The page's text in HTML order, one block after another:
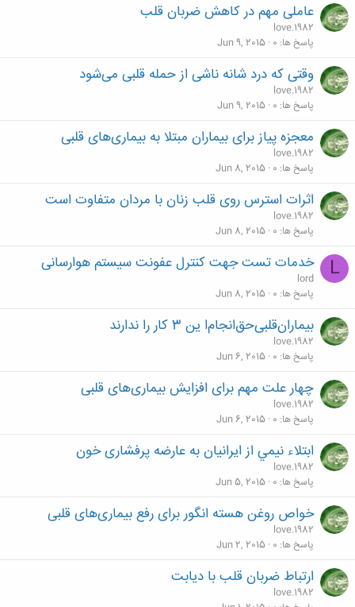
عاملی مهم در کاهش ضربان قلب
love.1982
پاسخ ها 0
Jun 9, 2015
وقتی که درد شانه ناشی از حمله قلبی می‌شود
love.1982
پاسخ ها 0
Jun 9, 2015
معجزه پیاز برای بیماران مبتلا به بیماری‌های قلبی
love.1982
پاسخ ها 0
Jun 8, 2015
اثرات استرس روی قلب زنان با مردان متفاوت است
love.1982
پاسخ ها 0
Jun 8, 2015
L خدمات تست جهت کنترل عفونت سیستم هوارسانی
lord
پاسخ ها 0
Jun 8, 2015
بیماران‌قلبی‌حق‌انجام‌ا ین 3 کار را ندارند
love.1982
پاسخ ها 0
Jun 6, 2015
چهار علت مهم برای افزایش بیماری‌های قلبی
love.1982
پاسخ ها 0
Jun 6, 2015
ابتلاء نيمي از ایرانیان به عارضه پرفشاری خون
love.1982
پاسخ ها 0
Jun 5, 2015
خواص روغن هسته انگور برای رفع بیماری‌های قلبی
love.1982
پاسخ ها 0
Jun 2, 2015
ارتباط ضربان قلب با دیابت
love.1982